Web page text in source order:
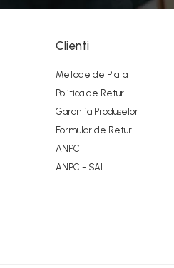
Clienti
Metode de Plata
Politica de Retur
Garantia Produselor
Formular de Retur
ANPC
ANPC - SAL